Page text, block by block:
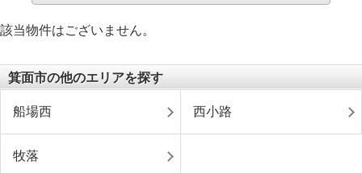
該当物件はございません。
箕面市の他のエリアを探す
船場西 西小路
牧落